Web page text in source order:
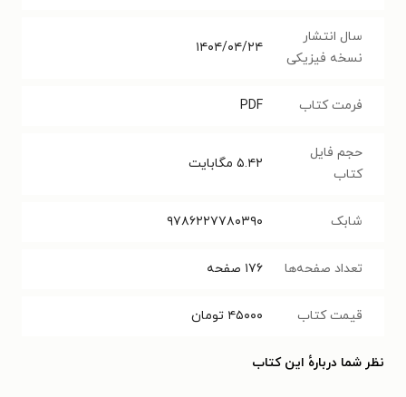
سال انتشار
نسخه فیزیکی
۱۴۰۴/۰۴/۲۴
فرمت کتاب PDF
حجم فایل
کتاب
۵.۴۲ مگابایت
شابک ۹۷۸۶۲۲۷۷۸۰۳۹۰
تعداد صفحه‌ها ۱۷۶ صفحه
قیمت کتاب ۴۵۰۰۰ تومان
نظر شما دربارهٔ این کتاب